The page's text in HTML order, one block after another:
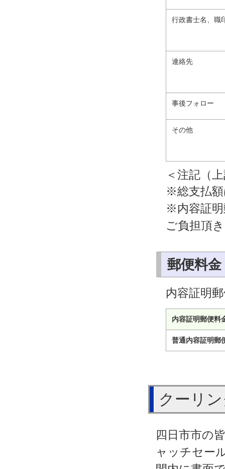
行政書士名、職
連絡先
事後フォロー
その他
＜注記（
※総支払
※内容証明
ご負担頂
郵便料
内容証明
内容証明郵便料
普通内容証明郵
クーリ
四日市市の
ャッチセー